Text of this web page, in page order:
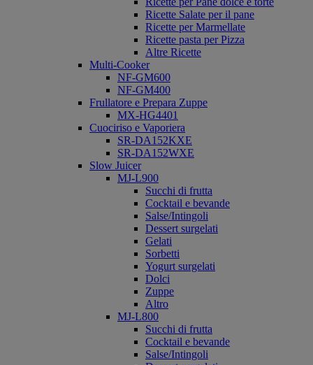
Ricette Salate per il pane
Ricette per Marmellate
Ricette pasta per Pizza
Altre Ricette
Multi-Cooker
NF-GM600
NF-GM400
Frullatore e Prepara Zuppe
MX-HG4401
Cuociriso e Vaporiera
SR-DA152KXE
SR-DA152WXE
Slow Juicer
MJ-L900
Succhi di frutta
Cocktail e bevande
Salse/Intingoli
Dessert surgelati
Gelati
Sorbetti
Yogurt surgelati
Dolci
Zuppe
Altro
MJ-L800
Succhi di frutta
Cocktail e bevande
Salse/Intingoli